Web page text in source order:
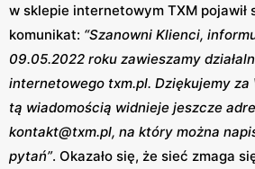
w sklepie internetowym TXM pojawił
komunikat: “Szanowni Klienci,
09.05.2022 roku zawieszamy
internetowego txm.pl. Dziękujemy za
tą wiadomością widnieje jeszcze
kontakt@txm.pl, na który można
pytań”. Okazało się, że sieć zmaga